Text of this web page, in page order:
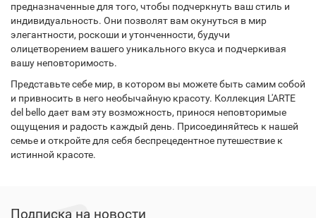
предназначенные для того, чтобы подчеркнуть ваш стиль и
индивидуальность. Они позволят вам окунуться в мир
элегантности, роскоши и утонченности, будучи
олицетворением вашего уникального вкуса и подчеркивая
вашу неповторимость.
Представьте себе мир, в котором вы можете быть самим собой
и привносить в него необычайную красоту. Коллекция L'ARTE
del bello дает вам эту возможность, принося неповторимые
ощущения и радость каждый день. Присоединяйтесь к нашей
семье и откройте для себя беспрецедентное путешествие к
истинной красоте.
Подписка на новости